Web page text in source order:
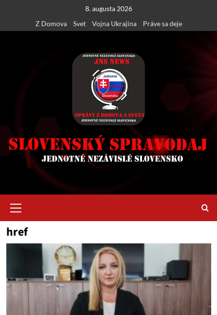
content
8. augusta 2026
Z Domova
Svet Vojna Ukrajina Práve sa deje
Menu
href